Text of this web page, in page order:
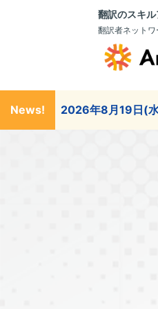
翻訳のスキ
翻訳者ネット
News! 2026年8月19日(